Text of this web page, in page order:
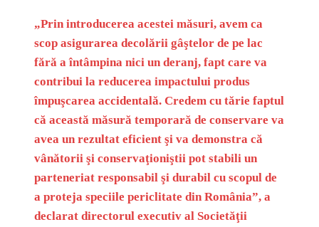
„Prin introducerea acestei măsuri, avem ca
scop asigurarea decolării gâştelor de pe lac
fără a întâmpina nici un deranj, fapt care va
contribui la reducerea impactului produs
împuşcarea accidentală. Credem cu tărie faptul
că această măsură temporară de conservare va
avea un rezultat eficient şi va demonstra că
vânătorii şi conservaţioniştii pot stabili un
parteneriat responsabil şi durabil cu scopul de
a proteja speciile periclitate din România”, a
declarat directorul executiv al Societăţii